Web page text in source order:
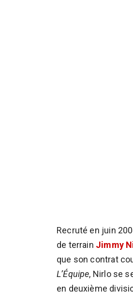
Recruté en juin
de terrain Jimmy
que son contrat
L’Équipe, Nirlo se
en deuxième